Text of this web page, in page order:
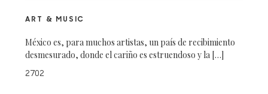
ART & MUSIC
México es, para muchos artistas, un país de recibimiento
desmesurado, donde el cariño es estruendoso y la […]
2702